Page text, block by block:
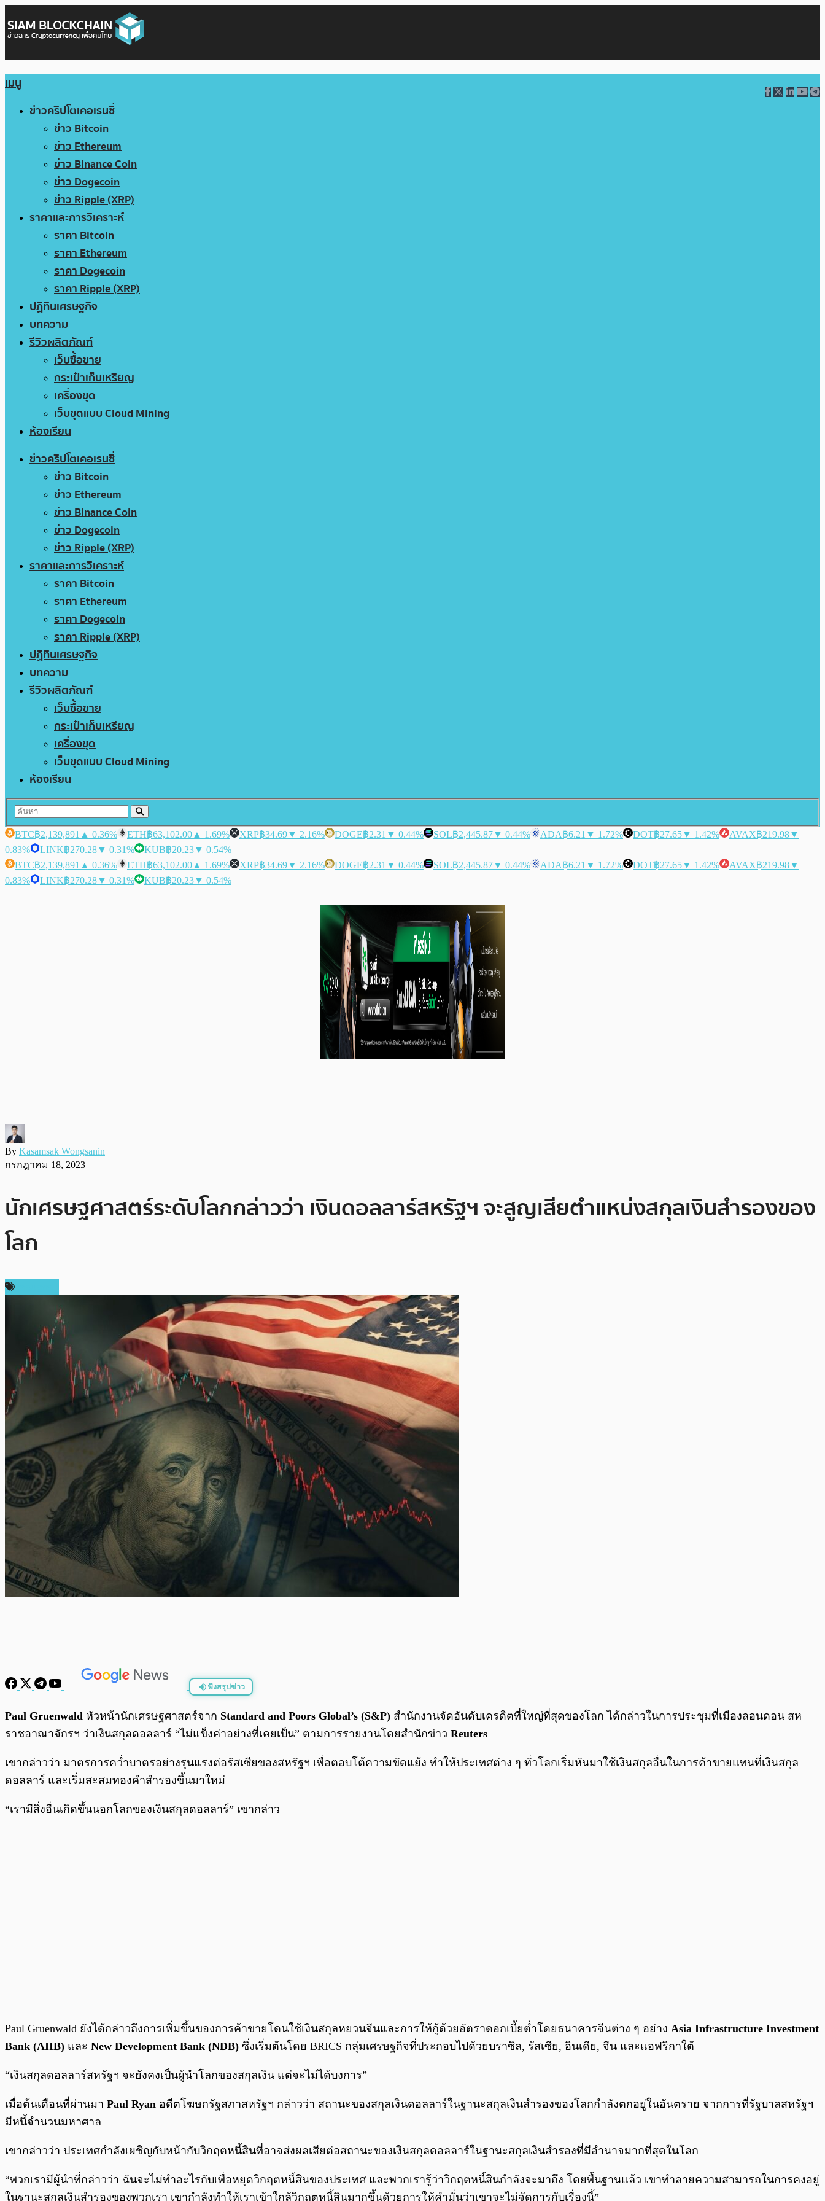
เมนู
ข่าวคริปโตเคอเรนซี่
ข่าว Bitcoin
ข่าว Ethereum
ข่าว Binance Coin
ข่าว Dogecoin
ข่าว Ripple (XRP)
ราคาและการวิเคราะห์
ราคา Bitcoin
ราคา Ethereum
ราคา Dogecoin
ราคา Ripple (XRP)
ปฏิทินเศรษฐกิจ
บทความ
รีวิวผลิตภัณฑ์
เว็บซื้อขาย
กระเป๋าเก็บเหรียญ
เครื่องขุด
เว็บขุดแบบ Cloud Mining
ห้องเรียน
ข่าวคริปโตเคอเรนซี่
ข่าว Bitcoin
ข่าว Ethereum
ข่าว Binance Coin
ข่าว Dogecoin
ข่าว Ripple (XRP)
ราคาและการวิเคราะห์
ราคา Bitcoin
ราคา Ethereum
ราคา Dogecoin
ราคา Ripple (XRP)
ปฏิทินเศรษฐกิจ
บทความ
รีวิวผลิตภัณฑ์
เว็บซื้อขาย
กระเป๋าเก็บเหรียญ
เครื่องขุด
เว็บขุดแบบ Cloud Mining
ห้องเรียน
BTC฿2,139,891 ▲ 0.36% ETH฿63,102.00 ▲ 1.69% XRP฿34.69▼ 2.16% DOGE฿2.31 ▼ 0.44% SOL฿2,445.87▼ 0.44% ADA฿6.21 ▼ 1.72% DOT฿27.65▼ 1.42% AVAX฿219.98▼
0.83%
LINK฿270.28▼ 0.31% KUB฿20.23▼ 0.54%
BTC฿2,139,891 ▲ 0.36% ETH฿63,102.00 ▲ 1.69% XRP฿34.69▼ 2.16% DOGE฿2.31 ▼ 0.44% SOL฿2,445.87▼ 0.44% ADA฿6.21 ▼ 1.72% DOT฿27.65▼ 1.42% AVAX฿219.98▼
0.83%
LINK฿270.28▼ 0.31% KUB฿20.23▼ 0.54%
By Kasamsak Wongsanin
กรกฎาคม 18, 2023
นักเศรษฐศาสตร์ระดับโลกกล่าวว่า เงินดอลลาร์สหรัฐฯ จะสูญเสียตำแหน่งสกุลเงินสำรองของ
โลก
ฟังสรุปข่าว
Paul Gruenwald หัวหน้านักเศรษฐศาสตร์จาก Standard and Poors Global’s (S&P) สำนักงานจัดอันดับเครดิตที่ใหญ่ที่สุดของโลก ได้กล่าวในการประชุมที่เมืองลอนดอน สห
ราชอาณาจักรฯ ว่าเงินสกุลดอลลาร์ “ไม่แข็งค่าอย่างที่เคยเป็น” ตามการรายงานโดยสำนักข่าว Reuters
เขากล่าวว่า มาตรการคว่ำบาตรอย่างรุนแรงต่อรัสเซียของสหรัฐฯ เพื่อตอบโต้ความขัดแย้ง ทำให้ประเทศต่าง ๆ ทั่วโลกเริ่มหันมาใช้เงินสกุลอื่นในการค้าขายแทนที่เงินสกุล
ดอลลาร์ และเริ่มสะสมทองคำสำรองขึ้นมาใหม่
“เรามีสิ่งอื่นเกิดขึ้นนอกโลกของเงินสกุลดอลลาร์” เขากล่าว
Paul Gruenwald ยังได้กล่าวถึงการเพิ่มขึ้นของการค้าขายโดนใช้เงินสกุลหยวนจีนและการให้กู้ด้วยอัตราดอกเบี้ยต่ำโดยธนาคารจีนต่าง ๆ อย่าง Asia Infrastructure Investment
Bank (AIIB) และ New Development Bank (NDB) ซึ่งเริ่มต้นโดย BRICS กลุ่มเศรษฐกิจที่ประกอบไปด้วยบราซิล, รัสเซีย, อินเดีย, จีน และแอฟริกาใต้
“เงินสกุลดอลลาร์สหรัฐฯ จะยังคงเป็นผู้นำโลกของสกุลเงิน แต่จะไม่ได้บงการ”
เมื่อต้นเดือนที่ผ่านมา Paul Ryan อดีตโฆษกรัฐสภาสหรัฐฯ กล่าวว่า สถานะของสกุลเงินดอลลาร์ในฐานะสกุลเงินสำรองของโลกกำลังตกอยู่ในอันตราย จากการที่รัฐบาลสหรัฐฯ
มีหนี้จำนวนมหาศาล
เขากล่าวว่า ประเทศกำลังเผชิญกับหน้ากับวิกฤตหนี้สินที่อาจส่งผลเสียต่อสถานะของเงินสกุลดอลลาร์ในฐานะสกุลเงินสำรองที่มีอำนาจมากที่สุดในโลก
“พวกเรามีผู้นำที่กล่าวว่า ฉันจะไม่ทำอะไรกับเพื่อหยุดวิกฤตหนี้สินของประเทศ และพวกเรารู้ว่าวิกฤตหนี้สินกำลังจะมาถึง โดยพื้นฐานแล้ว เขาทำลายความสามารถในการคงอยู่
ในฐานะสกุลเงินสำรองของพวกเรา เขากำลังทำให้เราเข้าใกล้วิกฤตหนี้สินมากขึ้นด้วยการให้คำมั่นว่าเขาจะไม่จัดการกับเรื่องนี้”